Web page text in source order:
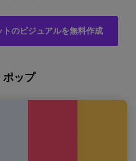
のビジュアルを無料作成
ポップ